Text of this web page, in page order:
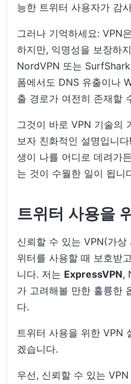
능한 트위터 사용자가 감
그러나 기억하세요: VPN
하지만, 익명성을 보장하
NordVPN 또는
폼에서도 DNS 유출이나
출 경로가 여전히 존재할
그것이 바로 VPN 기술의
보자 친화적인 설명입니
생이 나를 어디로 데려가
는 것이 수월한 일이 됩니
트위터 사용을
신뢰할 수 있는 VPN(가
위터를 사용할 때 보호받
니다. 저는 ExpressVPN,
가 고려해볼 만한 훌륭한
다.
트위터 사용을 위한 VPN
겠습니다.
우선, 신뢰할 수 있는